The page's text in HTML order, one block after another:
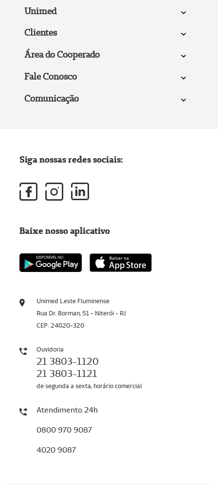
Unimed
Clientes
Área do Cooperado
Fale Conosco
Comunicação
Unimed Leste Fluminense
Rua Dr. Borman, 51 - Niterói - RJ
CEP: 24020-320
Ouvidoria
21 3803-1120
21 3803-1121
de segunda a sexta, horário comercial
Atendimento 24h
0800 970 9087
4020 9087
Siga nossas redes sociais:
Baixe nosso aplicativo